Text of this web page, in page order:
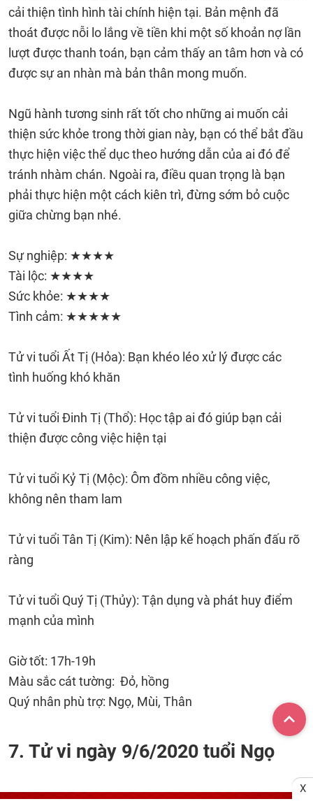
cải thiện tình hình tài chính hiện tại. Bản mệnh đã
thoát được nỗi lo lắng về tiền khi một số khoản nợ lần
lượt được thanh toán, bạn cảm thấy an tâm hơn và có
được sự an nhàn mà bản thân mong muốn.
Ngũ hành tương sinh rất tốt cho những ai muốn cải
thiện sức khỏe trong thời gian này, bạn có thể bắt đầu
thực hiện việc thể dục theo hướng dẫn của ai đó để
tránh nhàm chán. Ngoài ra, điều quan trọng là bạn
phải thực hiện một cách kiên trì, đừng sớm bỏ cuộc
giữa chừng bạn nhé.
Sự nghiệp: ★★★★
Tài lộc: ★★★★
Sức khỏe: ★★★★
Tình cảm: ★★★★★
Tử vi tuổi Ất Tị (Hỏa): Bạn khéo léo xử lý được các
tình huống khó khăn
Tử vi tuổi Đinh Tị (Thổ): Học tập ai đó giúp bạn cải
thiện được công việc hiện tại
Tử vi tuổi Kỷ Tị (Mộc): Ôm đồm nhiều công việc,
không nên tham lam
Tử vi tuổi Tân Tị (Kim): Nên lập kế hoạch phấn đấu rõ
ràng
Tử vi tuổi Quý Tị (Thủy): Tận dụng và phát huy điểm
mạnh của mình
Giờ tốt: 17h-19h
Màu sắc cát tường: Đỏ, hồng
Quý nhân phù trợ: Ngọ, Mùi, Thân
7. Tử vi ngày 9/6/2020 tuổi Ngọ
X